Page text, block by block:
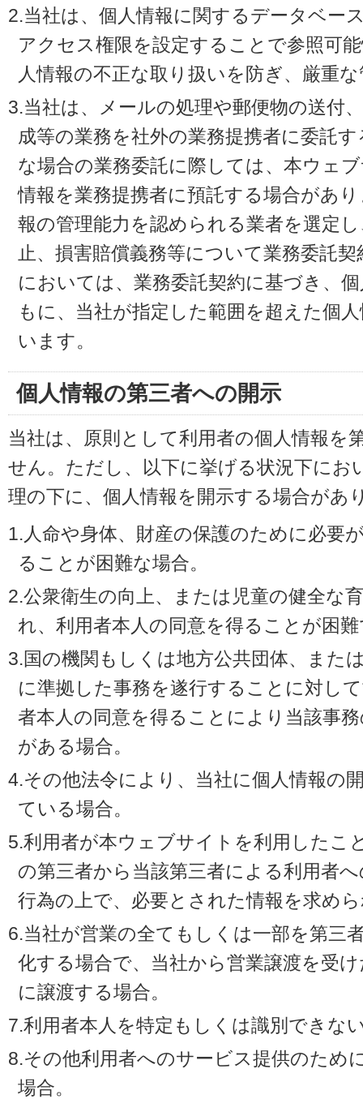
2.当社は、個人情報に関するデータベー
アクセス権限を設定することで参照可
人情報の不正な取り扱いを防ぎ、厳重
3.当社は、メールの処理や郵便物の送付
成等の業務を社外の業務提携者に委託
な場合の業務委託に際しては、本ウェ
情報を業務提携者に預託する場合があ
報の管理能力を認められる業者を選定
止、損害賠償義務等について業務委託
においては、業務委託契約に基づき、
もに、当社が指定した範囲を超えた個
います。
個人情報の第三者への開示
当社は、原則として利用者の個人情報を
せん。ただし、以下に挙げる状況下にお
理の下に、個人情報を開示する場合があ
1.人命や身体、財産の保護のために必要
ることが困難な場合。
2.公衆衛生の向上、または児童の健全な
れ、利用者本人の同意を得ることが困
3.国の機関もしくは地方公共団体、また
に準拠した事務を遂行することに対し
者本人の同意を得ることにより当該事
がある場合。
4.その他法令により、当社に個人情報の
ている場合。
5.利用者が本ウェブサイトを利用したこ
の第三者から当該第三者による利用者
行為の上で、必要とされた情報を求め
6.当社が営業の全てもしくは一部を第三
化する場合で、当社から営業譲渡を受
に譲渡する場合。
7.利用者本人を特定もしくは識別できな
8.その他利用者へのサービス提供のため
場合。